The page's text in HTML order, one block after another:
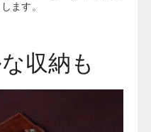
ます。
収納も